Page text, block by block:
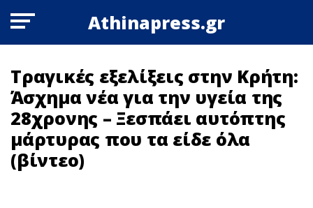
Athinapress.gr
Τραγικές εξελίξεις στην Κρήτη:
Άσχημα νέα για την υγεία της
28χρονης – Ξεσπάει αυτόπτης
μάρτυρας που τα είδε όλα
(βίντεο)